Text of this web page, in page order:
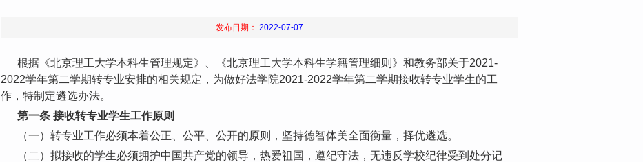
发布日期： 2022-07-07
根据《北京理工大学本科生管理规定》、《北京理工大学本科生学籍管理细则》和教务部关于2021-
2022学年第二学期转专业安排的相关规定，为做好法学院2021-2022学年第二学期接收转专业学生的工
作，特制定遴选办法。
第一条 接收转专业学生工作原则
（一）转专业工作必须本着公正、公平、公开的原则，坚持德智体美全面衡量，择优遴选。
（二）拟接收的学生必须拥护中国共产党的领导，热爱祖国，遵纪守法，无违反学校纪律受到处分记